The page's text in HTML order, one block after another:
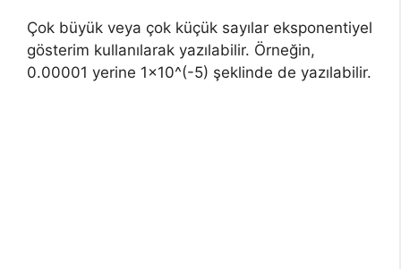
Çok büyük veya çok küçük sayılar eksponentiyel
gösterim kullanılarak yazılabilir. Örneğin,
0.00001 yerine 1×10^(-5) şeklinde de yazılabilir.